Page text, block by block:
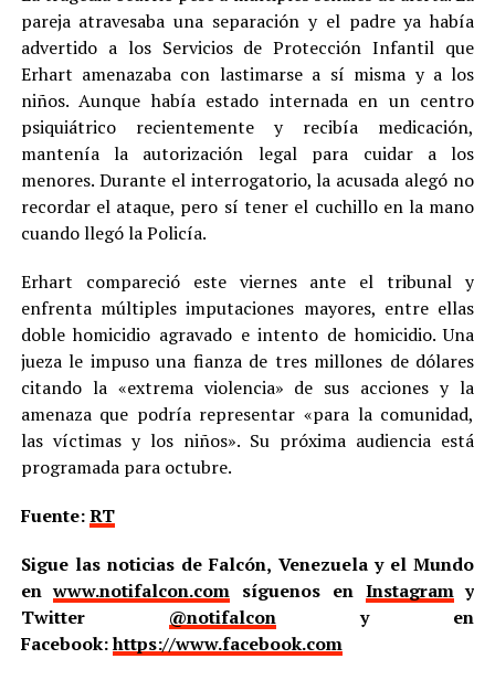
pareja atravesaba una separación y el padre ya había
advertido a los Servicios de Protección Infantil que
Erhart amenazaba con lastimarse a sí misma y a los
niños. Aunque había estado internada en un centro
psiquiátrico recientemente y recibía medicación,
mantenía la autorización legal para cuidar a los
menores. Durante el interrogatorio, la acusada alegó no
recordar el ataque, pero sí tener el cuchillo en la mano
cuando llegó la Policía.
Erhart compareció este viernes ante el tribunal y
enfrenta múltiples imputaciones mayores, entre ellas
doble homicidio agravado e intento de homicidio. Una
jueza le impuso una fianza de tres millones de dólares
citando la «extrema violencia» de sus acciones y la
amenaza que podría representar «para la comunidad,
las víctimas y los niños». Su próxima audiencia está
programada para octubre.
Fuente:RT
Sigue las noticias de Falcón, Venezuela y el Mundo
enwww.notifalcon.com síguenos en Instagramy
Twitter @notifalcony en
Facebook:https://www.facebook.com